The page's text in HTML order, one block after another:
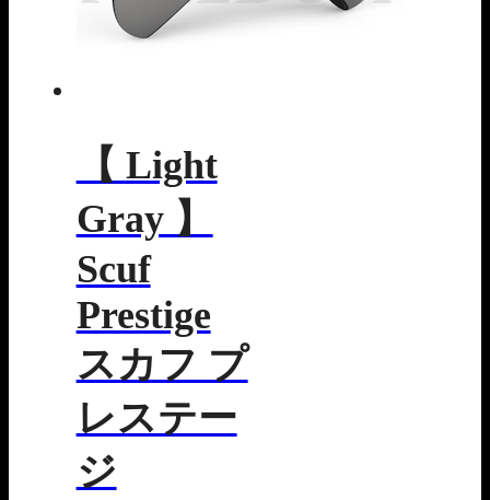
【 Light
Gray 】
Scuf
Prestige
スカフ プ
レステー
ジ